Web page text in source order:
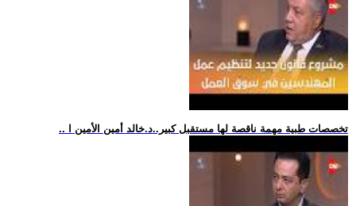
.. تخصصات طبية مهمة ناقصة لها مستقبل كبير..د.خالد أمين الأمين ا